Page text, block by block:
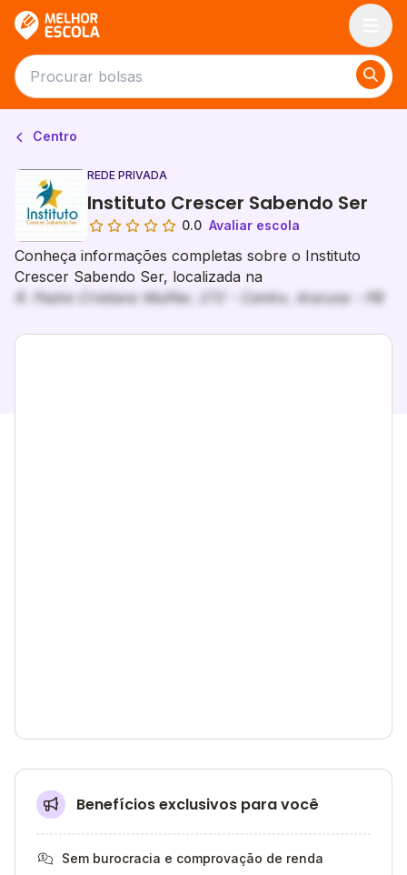
Centro
REDE PRIVADA
Instituto Crescer Sabendo Ser
0.0 Avaliar escola
Conheça informações completas sobre o Instituto
Crescer Sabendo Ser, localizada na
R. Padre Cristiano Mulfler, 272 - Centro, Araruna - PB
Benefícios exclusivos para você
Sem burocracia e comprovação de renda